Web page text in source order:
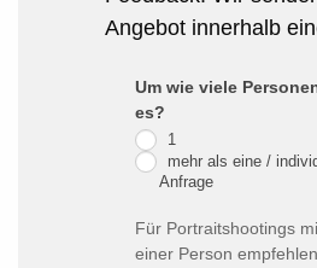
Angebot innerhalb
Portrait
Schnell-
Anfrage
Um wie viele
es?
1
mehr als eine /
Anfrage
Für Portraitshootings
einer Person
Falls
Du
menschlich
bist,
lasse
dieses